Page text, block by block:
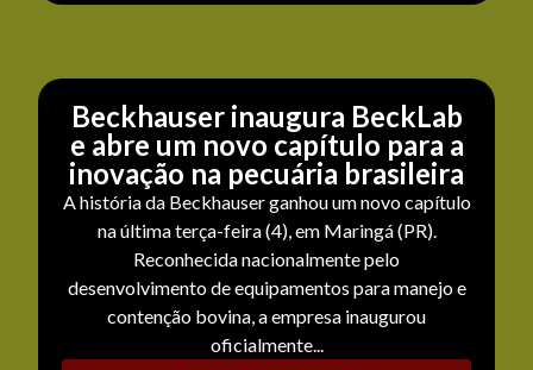
Beckhauser inaugura BeckLab
e abre um novo capítulo para a
inovação na pecuária brasileira
A história da Beckhauser ganhou um novo capítulo
na última terça-feira (4), em Maringá (PR).
Reconhecida nacionalmente pelo
desenvolvimento de equipamentos para manejo e
contenção bovina, a empresa inaugurou
oficialmente...